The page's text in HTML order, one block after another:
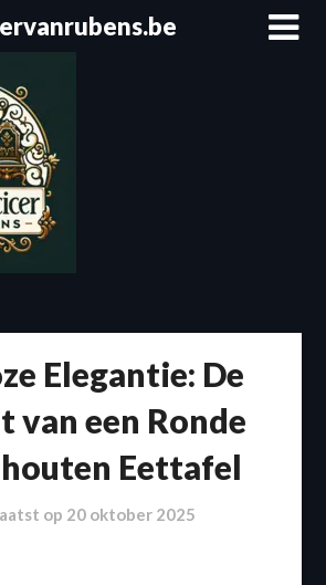
Elegantie: De
van een Ronde
Eettafel
op 20 oktober 2025